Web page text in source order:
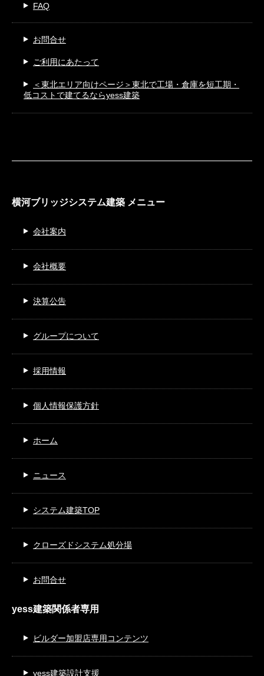
FAQ
お問合せ
ご利用にあたって
＜東北エリア向けページ＞東北で工場・倉庫を短工期・
低コストで建てるならyess建築
横河ブリッジシステム建築 メニュー
会社案内
会社概要
決算公告
グループについて
採用情報
個人情報保護方針
ホーム
ニュース
システム建築TOP
クローズドシステム処分場
お問合せ
yess建築関係者専用
ビルダー加盟店専用コンテンツ
yess建築設計支援